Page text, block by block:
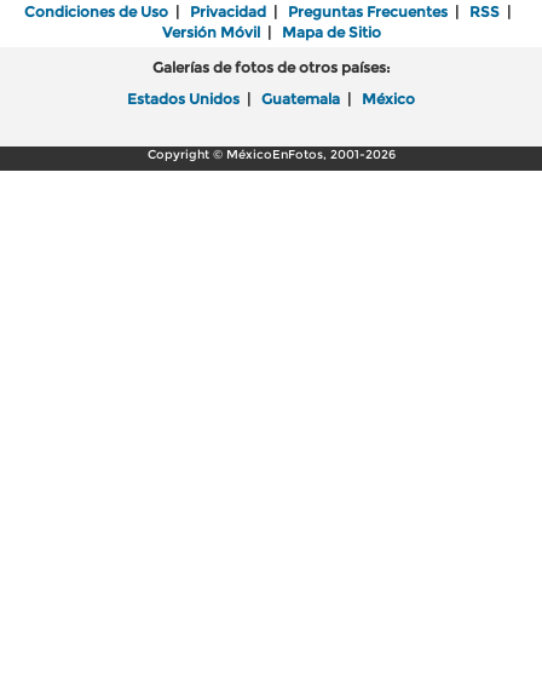
Condiciones de Uso | Privacidad | Preguntas Frecuentes | RSS |
Versión Móvil| Mapa de Sitio
Galerías de fotos de otros países:
Estados Unidos | Guatemala | México
Copyright © MéxicoEnFotos, 2001-2026